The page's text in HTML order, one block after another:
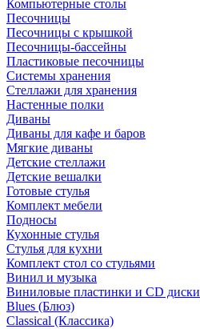
Компьютерные столы
Песочницы
Песочницы с крышкой
Песочницы-бассейны
Пластиковые песочницы
Системы хранения
Стеллажи для хранения
Настенные полки
Диваны
Диваны для кафе и баров
Мягкие диваны
Детские стеллажи
Детские вешалки
Готовые стулья
Комплект мебели
Подносы
Кухонные стулья
Стулья для кухни
Комплект стол со стульями
Винил и музыка
Виниловые пластинки и CD диски
Blues (Блюз)
Classical (Классика)